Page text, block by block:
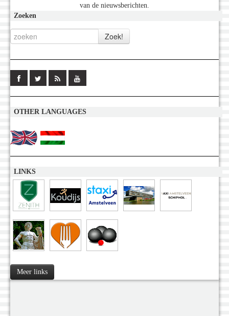
van de nieuwsberichten.
Zoeken
OTHER LANGUAGES
LINKS
Meer links